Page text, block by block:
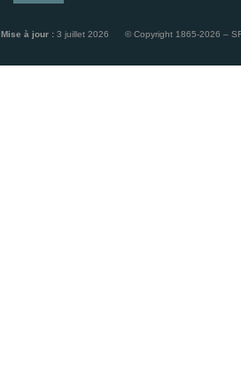
Mise à jour : 3 juillet 2026 © Copyright 1865-2026 –